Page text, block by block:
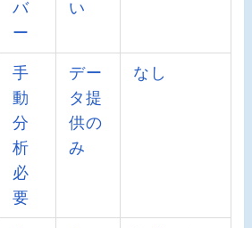
バ
ー
い
手
動
分
析
必
要
デー
タ提
供の
み
なし